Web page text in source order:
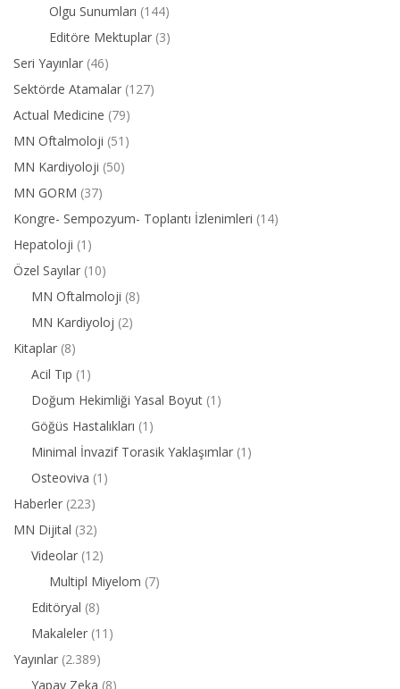
Olgu Sunumları (144)
Editöre Mektuplar (3)
Seri Yayınlar (46)
Sektörde Atamalar (127)
Actual Medicine (79)
MN Oftalmoloji (51)
MN Kardiyoloji (50)
MN GORM (37)
Kongre- Sempozyum- Toplantı İzlenimleri (14)
Hepatoloji (1)
Özel Sayılar (10)
MN Oftalmoloji (8)
MN Kardiyoloj (2)
Kitaplar (8)
Acil Tıp (1)
Doğum Hekimliği Yasal Boyut (1)
Göğüs Hastalıkları (1)
Minimal İnvazif Torasik Yaklaşımlar (1)
Osteoviva (1)
Haberler (223)
MN Dijital (32)
Videolar (12)
Multipl Miyelom (7)
Editöryal (8)
Makaleler (11)
Yayınlar (2.389)
Yapay Zeka (8)